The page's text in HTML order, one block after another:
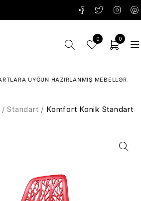
0 0
UYĞUN HAZIRLANMIŞ MEBELLƏR.
/ Standart / Komfort Konik Standart